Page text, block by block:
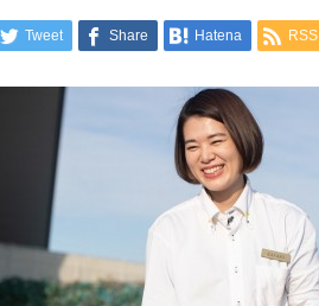
Tweet Share Hatena RSS